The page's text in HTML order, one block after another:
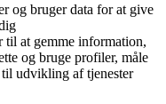
og bruger data for at give
til at gemme information,
og bruge profiler, måle
udvikling af tjenester